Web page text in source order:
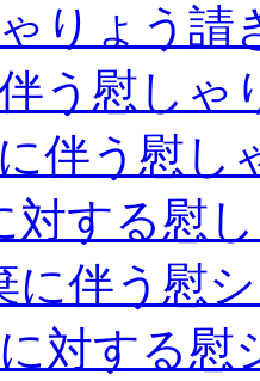
りょう請
う慰しゃ
伴う慰し
対する慰
に伴う慰
対する慰